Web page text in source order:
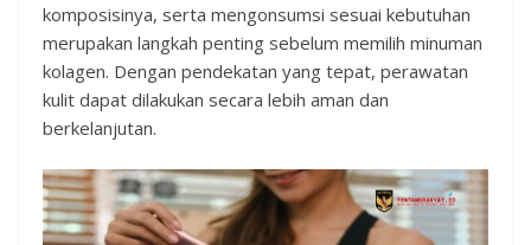
komposisinya, serta mengonsumsi sesuai kebutuhan
merupakan langkah penting sebelum memilih minuman
kolagen. Dengan pendekatan yang tepat, perawatan
kulit dapat dilakukan secara lebih aman dan
berkelanjutan.